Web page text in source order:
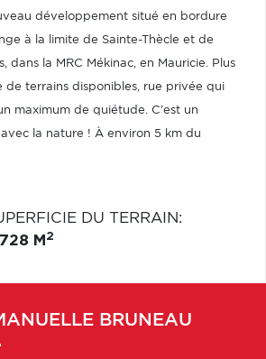
développement situé en bordure
à la limite de Sainte-Thècle et de
dans la MRC Mékinac, en Mauricie. Plus
de terrains disponibles, rue privée qui
maximum de quiétude. C'est un
la nature ! À environ 5 km du
DU TERRAIN:
M 2
BRUNEAU